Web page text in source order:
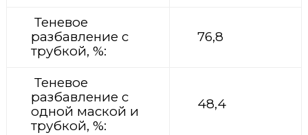
Теневое
разбавление с
трубкой, %:
76,8
Теневое
разбавление с
одной маской и
трубкой, %:
48,4